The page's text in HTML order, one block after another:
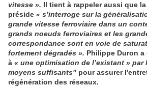
vitesse ». Il tient à rappeler aussi que
préside « s’interroge sur la
grande vitesse ferroviaire dans un
grands noeuds ferroviaires et les
correspondance sont en voie de
fortement dégradés ». Philippe Duron a
à « une optimisation de l’existant » par
moyens suffisants" pour assurer
régénération des réseaux.